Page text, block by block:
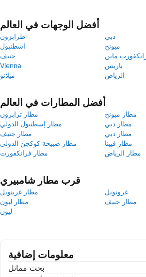
أفضل الوجهات في العالم
طرابزون
دبي
اسطنبول
ميونخ
جنيف
ماين
Vienna
باريس
ميلانو
الرياض
أفضل المطارات في العالم
مطار ترابزون
مطار ميونخ
مطار إسطنبول الدولي
مطار دبي
مطار جنيف
مطار دبي
مطار صبيحة كوكجن الدولي
مطار فيينا
مطار فرانكفورت
مطار الرياض
قرب مطار شامبيري
مطار غرينوبل
غرونوبل
مطار ليون
مطار جنيف
ليون
معلومات إضافية
بحث مماثل